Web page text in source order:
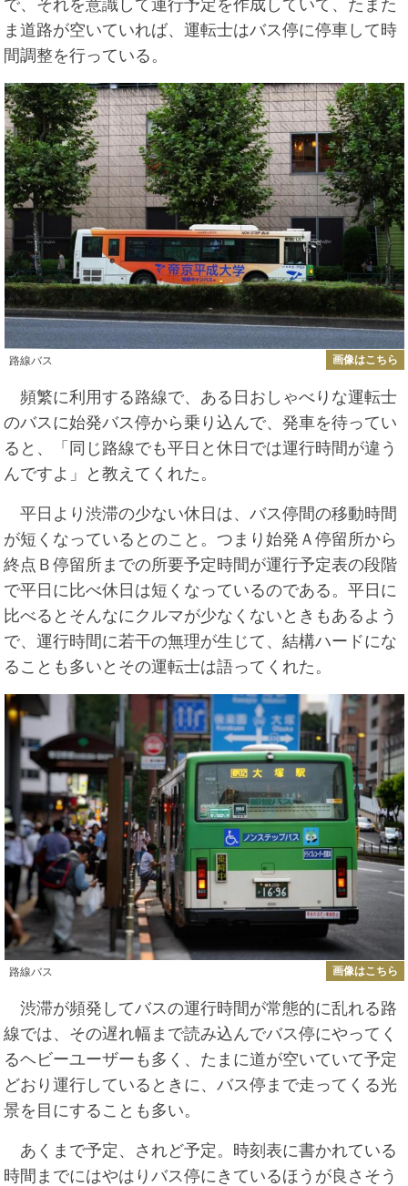
で、それを意識して運行予定を作成していて、たまた
ま道路が空いていれば、運転士はバス停に停車して時
間調整を行っている。
路線バス 画像はこちら
頻繁に利用する路線で、ある日おしゃべりな運転士
のバスに始発バス停から乗り込んで、発車を待ってい
ると、「同じ路線でも平日と休日では運行時間が違う
んですよ」と教えてくれた。
平日より渋滞の少ない休日は、バス停間の移動時間
が短くなっているとのこと。つまり始発Ａ停留所から
終点Ｂ停留所までの所要予定時間が運行予定表の段階
で平日に比べ休日は短くなっているのである。平日に
比べるとそんなにクルマが少なくないときもあるよう
で、運行時間に若干の無理が生じて、結構ハードにな
ることも多いとその運転士は語ってくれた。
路線バス 画像はこちら
渋滞が頻発してバスの運行時間が常態的に乱れる路
線では、その遅れ幅まで読み込んでバス停にやってく
るヘビーユーザーも多く、たまに道が空いていて予定
どおり運行しているときに、バス停まで走ってくる光
景を目にすることも多い。
あくまで予定、されど予定。時刻表に書かれている
時間までにはやはりバス停にきているほうが良さそう